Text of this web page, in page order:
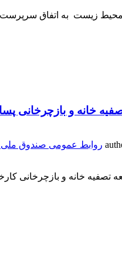
زیست به اتفاق سرپرست
خانه و
روابط عمومی صندوق
تصفیه خانه و بازچرخانی